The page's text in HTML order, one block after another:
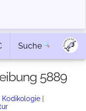
Suche
5889
Kodikologie |